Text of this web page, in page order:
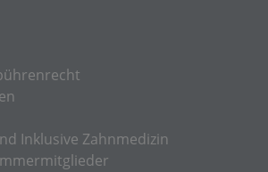
Inklusive Zahnmedizin